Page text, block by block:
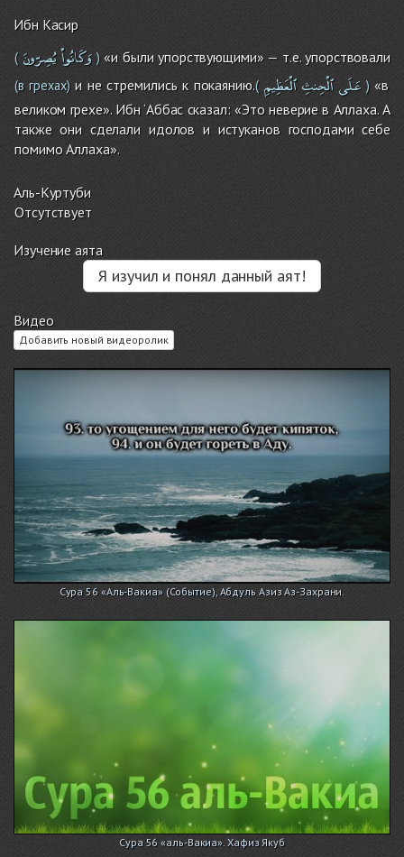
Ибн Касир
( وَكَانُواْيُصِرّونَ )«и были упорствующими» — т.е. упорствовали
(в грехах)и не стремились к покаянию.( عَلَىٱلْحِنثِٱلْعَظِيمِ )«в
великом грехе». Ибн ‘Аббас сказал: «Это неверие в Аллаха. А
также они сделали идолов и истуканов господами себе
помимо Аллаха».
Аль-Куртуби
Отсутствует
Изучение аята
Я изучил и понял данный аят!
Видео
Добавить новый видеоролик
Сура 56 «Аль-Вакиа» (Событие), Абдуль Азиз Аз-Захрани.
Сура 56 «аль-Вакиа». Хафиз Якуб